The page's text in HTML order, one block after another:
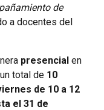
de
a docentes del
presencial en
total de 10
de 10 a 12
el 31 de